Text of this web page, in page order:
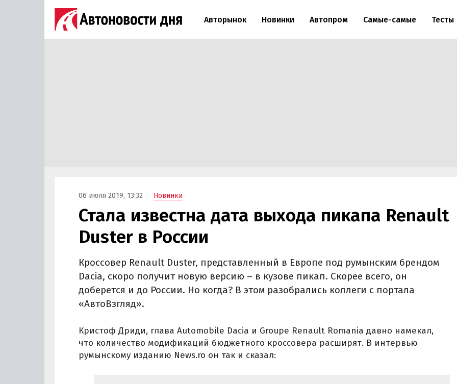
Авторынок Новинки Автопром Самые-самые Тесты
06 июля 2019, 13:32 Новинки
Стала известна дата выхода пикапа Renault
Duster в России
Кроссовер Renault Duster, представленный в Европе под румынским брендом
Dacia, скоро получит новую версию – в кузове пикап. Скорее всего, он
доберется и до России. Но когда? В этом разобрались коллеги с портала
«АвтоВзгляд».
Кристоф Дриди, глава Automobile Dacia и Groupe Renault Romania давно намекал,
что количество модификаций бюджетного кроссовера расширят. В интервью
румынскому изданию News.ro он так и сказал: